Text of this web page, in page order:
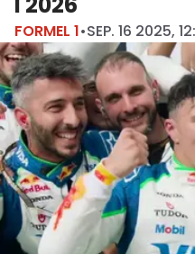
FORMEL 1•SEP. 16 2025,